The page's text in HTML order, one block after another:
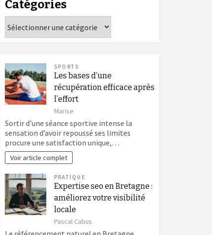
Catégories
SPORTS
Les bases d’une
récupération efficace après
l’effort
Marise
Sortir d’une séance sportive intense la
sensation d’avoir repoussé ses limites
procure une satisfaction unique,…
Voir article complet
PRATIQUE
Expertise seo en Bretagne :
améliorez votre visibilité
locale
Pascal Cabus